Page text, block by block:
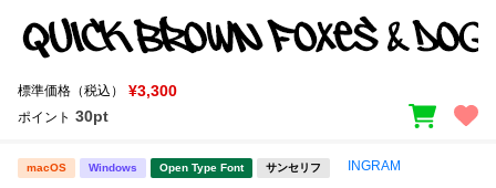
新着一覧
タイプフェイス
丸ゴシック
標準価格（税込） ¥3,300
ポイント 30pt
macOS Windows Open Type Font サンセリフ INGRAM